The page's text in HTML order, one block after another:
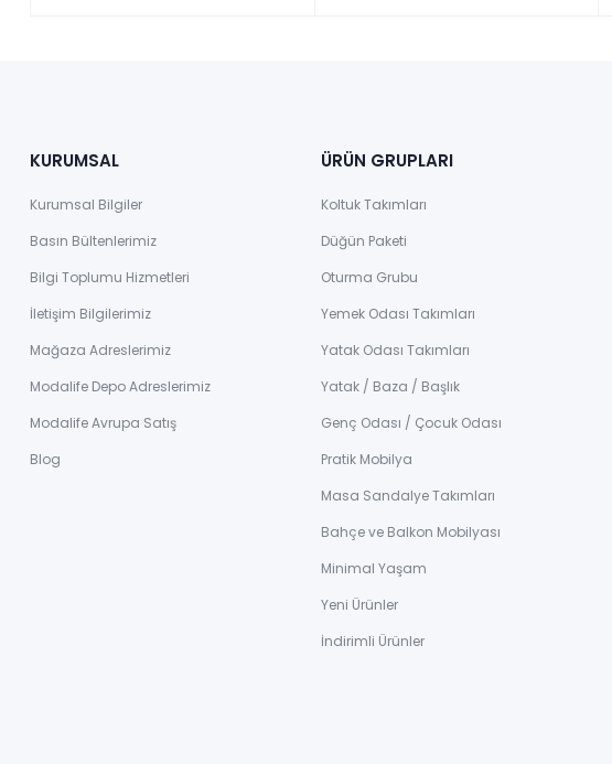
KURUMSAL
Kurumsal Bilgiler
Basın Bültenlerimiz
Bilgi Toplumu Hizmetleri
İletişim Bilgilerimiz
Mağaza Adreslerimiz
Modalife Depo Adreslerimiz
Modalife Avrupa Satış
Blog
ÜRÜN GRUPLARI
Koltuk Takımları
Düğün Paketi
Oturma Grubu
Yemek Odası Takımları
Yatak Odası Takımları
Yatak / Baza / Başlık
Genç Odası / Çocuk Odası
Pratik Mobilya
Masa Sandalye Takımları
Bahçe ve Balkon Mobilyası
Minimal Yaşam
Yeni Ürünler
İndirimli Ürünler